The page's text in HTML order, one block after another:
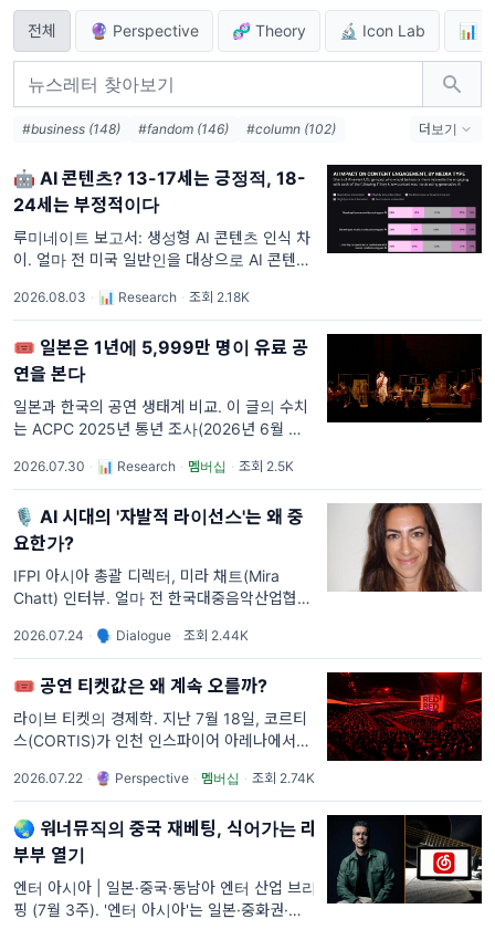
전체 🔮 Perspective 🧬 Theory 🔬 Icon Lab 📊
#business (148) #fandom (146)
#column (102)
#interview (66)
#고민상담소 (50)
#creator (45)
#Business (42)
#report (41)
#뉴타입컬처클럽 (38)
#KPOP (34)
#Immersive (21)
더보기
🤖 AI 콘텐츠? 13-17세는 긍정적, 18-
24세는 부정적이다
루미네이트 보고서: 생성형 AI 콘텐츠 인식 차
이. 얼마 전 미국 일반인을 대상으로 AI 콘텐츠
자의 41%가 "AI가 쓴 뉴스라는 걸 알면 관심이
덜 간다"고 답해 여섯 개 매체 중 가장
2026.08.03 · 📊 Research · 조회 2.18K
🎟️ 일본은 1년에 5,999만 명이 유료 공
연을 본다
일본과 한국의 공연 생태계 비교. 이 글의 수치
는 ACPC 2025년 통년 조사(2026년 6월 공
회교육조사, KOPIS 2025년 연간 보고서
(2026년 2월
2026.07.30 · 📊 Research · 멤버십 · 조회 2.5K
🎙️ AI 시대의 '자발적 라이선스'는 왜 중
요한가?
IFPI 아시아 총괄 디렉터, 미라 채트(Mira
Chatt) 인터뷰. 얼마 전 한국대중음악산업협회
Chatt) 디렉터를 서울에서 만났습니다. IFPI는
매년 Global Music Report를 발
2026.07.24 · 🗣 Dialogue · 조회 2.44K
🎟️ 공연 티켓값은 왜 계속 오를까?
라이브 티켓의 경제학. 지난 7월 18일, 코르티
스(CORTIS)가 인천 인스파이어 아레나에서
그룹이다. 공연은 약 1시간 40분 만에 끝났다.
보통 케
2026.07.22 · 🔮 Perspective · 멤버십 · 조회 2.74K
🌏 워너뮤직의 중국 재베팅, 식어가는 라
부부 열기
엔터 아시아 | 일본·중국·동남아 엔터 산업 브리
핑 (7월 3주). '엔터 아시아'는 일본·중화권·동